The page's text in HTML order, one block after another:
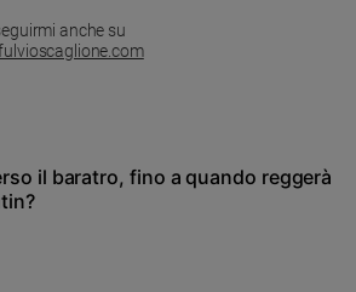
anche su
il baratro, fino a quando reggerà